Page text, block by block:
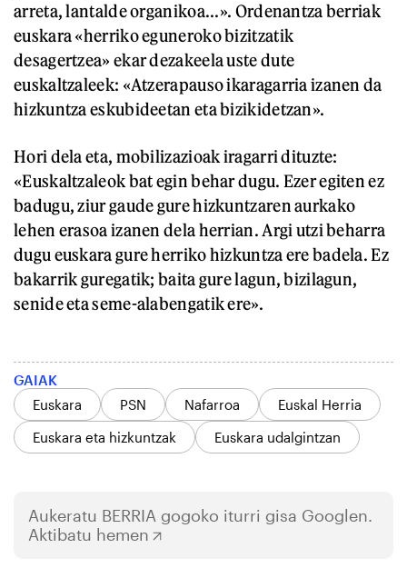
arreta, lantalde organikoa...». Ordenantza berriak
euskara «herriko eguneroko bizitzatik
desagertzea» ekar dezakeela uste dute
euskaltzaleek: «Atzerapauso ikaragarria izanen da
hizkuntza eskubideetan eta bizikidetzan».
Hori dela eta, mobilizazioak iragarri dituzte:
«Euskaltzaleok bat egin behar dugu. Ezer egiten ez
badugu, ziur gaude gure hizkuntzaren aurkako
lehen erasoa izanen dela herrian. Argi utzi beharra
dugu euskara gure herriko hizkuntza ere badela. Ez
bakarrik guregatik; baita gure lagun, bizilagun,
senide eta seme-alabengatik ere».
GAIAK
Euskara
PSN Nafarroa
Euskal Herria
Euskara eta hizkuntzak
Euskara udalgintzan
Aukeratu BERRIA gogoko iturri gisa Googlen.
Aktibatu hemen